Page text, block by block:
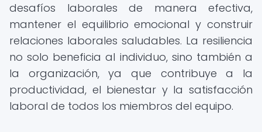
desafíos laborales de manera efectiva,
mantener el equilibrio emocional y construir
relaciones laborales saludables. La resiliencia
no solo beneficia al individuo, sino también a
la organización, ya que contribuye a la
productividad, el bienestar y la satisfacción
laboral de todos los miembros del equipo.